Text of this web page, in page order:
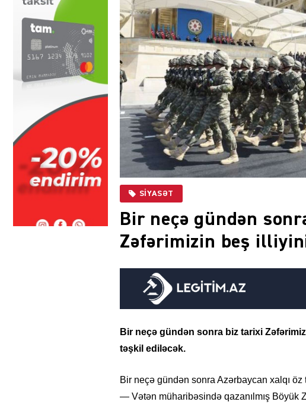
SIYASƏT
Bir neçə gündən
Zəfərimizin beş
Bir neçə gündən sonra biz tarixi
təşkil ediləcək.
Bir neçə gündən sonra Azərbaycan xalqı
— Vətən müharibəsində qazanılmış Böyük